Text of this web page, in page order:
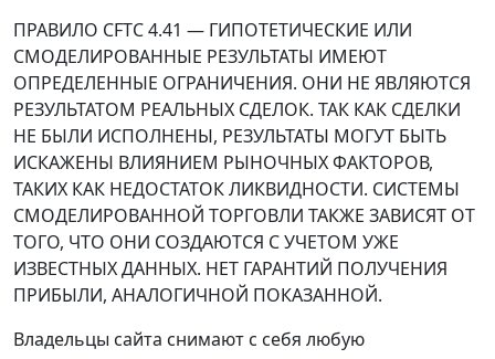
ПРАВИЛО CFTC 4.41 — ГИПОТЕТИЧЕСКИЕ ИЛИ
СМОДЕЛИРОВАННЫЕ РЕЗУЛЬТАТЫ ИМЕЮТ
ОПРЕДЕЛЕННЫЕ ОГРАНИЧЕНИЯ. ОНИ НЕ ЯВЛЯЮТСЯ
РЕЗУЛЬТАТОМ РЕАЛЬНЫХ СДЕЛОК. ТАК КАК СДЕЛКИ
НЕ БЫЛИ ИСПОЛНЕНЫ, РЕЗУЛЬТАТЫ МОГУТ БЫТЬ
ИСКАЖЕНЫ ВЛИЯНИЕМ РЫНОЧНЫХ ФАКТОРОВ,
ТАКИХ КАК НЕДОСТАТОК ЛИКВИДНОСТИ. СИСТЕМЫ
СМОДЕЛИРОВАННОЙ ТОРГОВЛИ ТАКЖЕ ЗАВИСЯТ ОТ
ТОГО, ЧТО ОНИ СОЗДАЮТСЯ С УЧЕТОМ УЖЕ
ИЗВЕСТНЫХ ДАННЫХ. НЕТ ГАРАНТИЙ ПОЛУЧЕНИЯ
ПРИБЫЛИ, АНАЛОГИЧНОЙ ПОКАЗАННОЙ.
Владельцы сайта снимают с себя любую